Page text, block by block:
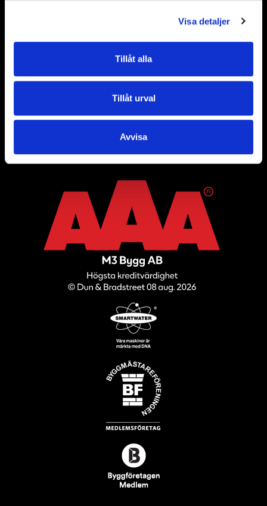
Visa detaljer
Tillåt alla
Tillåt urval
Avvisa
Rökerigatan 19
Org.nr. 556586-4286
E-post: info@m3bygg.se
Telefon: 08-556 219 00